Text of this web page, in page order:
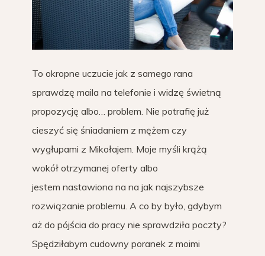
To okropne uczucie jak z samego rana
sprawdzę maila na telefonie i widzę świetną
propozycję albo… problem. Nie potrafię już
cieszyć się śniadaniem z mężem czy
wygłupami z Mikołajem. Moje myśli krążą
wokół otrzymanej oferty albo
jestem nastawiona na na jak najszybsze
rozwiązanie problemu. A co by było, gdybym
aż do pójścia do pracy nie sprawdziła poczty?
Spędziłabym cudowny poranek z moimi